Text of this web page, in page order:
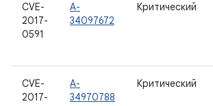
CVE-
2017-
0591
A-
34097672
Критический
CVE-
2017-
A-
34970788
Критический